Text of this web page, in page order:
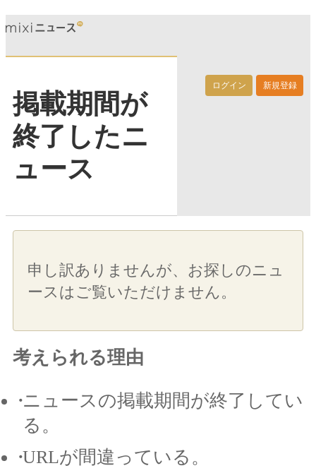
ログイン 新規登録
掲載期間が
終了したニ
ュース
申し訳ありませんが、お探しのニュ
ースはご覧いただけません。
考えられる理由
ニュースの掲載期間が終了してい
る。
URLが間違っている。